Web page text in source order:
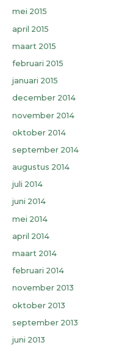
mei 2015
april 2015
maart 2015
februari 2015
januari 2015
december 2014
november 2014
oktober 2014
september 2014
augustus 2014
juli 2014
juni 2014
mei 2014
april 2014
maart 2014
februari 2014
november 2013
oktober 2013
september 2013
juni 2013